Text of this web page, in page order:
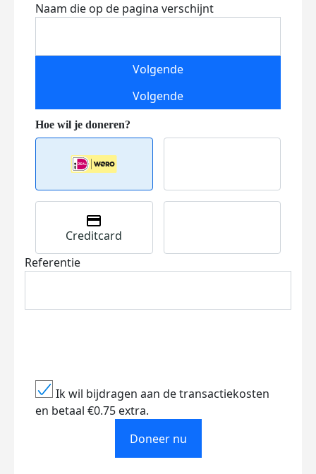
Naam die op de pagina verschijnt
Volgende
Volgende
Creditcard
Referentie
Ik wil bijdragen aan de transactiekosten
en betaal €0.75 extra.
Doneer nu